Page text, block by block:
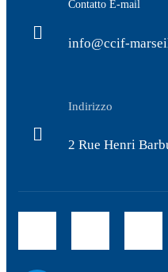
Contatto E-mail
info@ccif-
Indirizzo
2 Rue Henri